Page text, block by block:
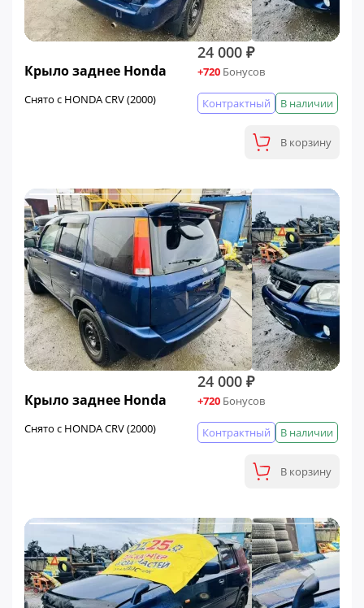
Крыло заднее Honda
Снято с HONDA CRV (2000)
24 000 ₽
+720 Бонусов
В наличии
Контрактный
В корзину
Крыло заднее Honda
Снято с HONDA CRV (2000)
24 000 ₽
+720 Бонусов
В наличии
Контрактный
В корзину